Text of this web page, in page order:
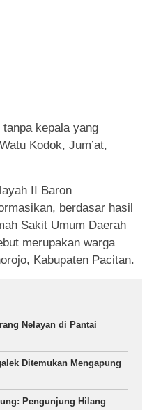
tanpa kepala yang
Kodok, Jum’at,
II Baron
berdasar hasil
Sakit Umum Daerah
merupakan warga
Kabupaten Pacitan.
Nelayan di Pantai
Ditemukan Mengapung
Pengunjung Hilang